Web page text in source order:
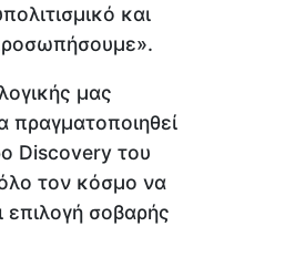
και
μας
πραγματοποιηθεί
Discovery του
τον κόσμο να
επιλογή σοβαρής